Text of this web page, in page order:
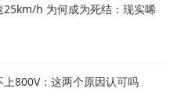
25km/h 为何成为死结：现实唏
800V：这两个原因认可吗